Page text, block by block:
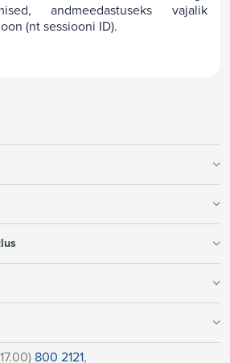
andmeedastuseks vajalik
(nt sessiooni ID).
800 2121,